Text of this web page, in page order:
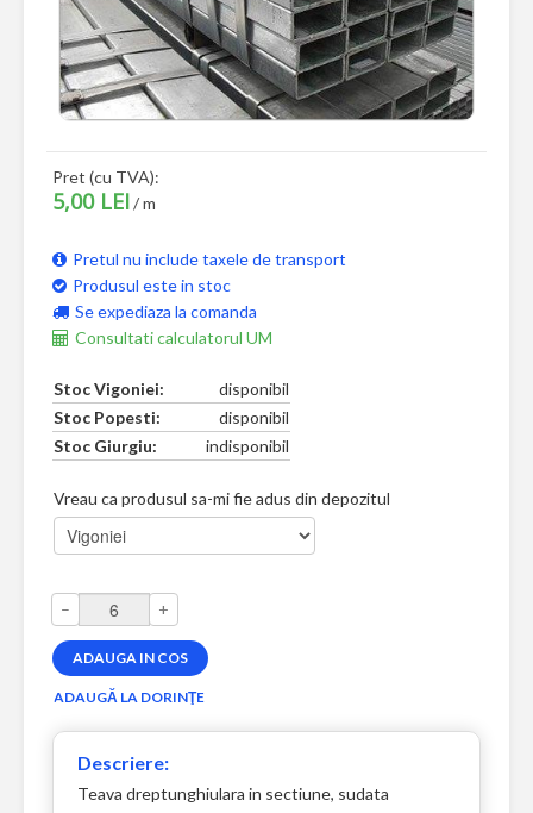
Pret (cu TVA):
5,00 LEI/ m
Pretul nu include taxele de transport
Produsul este in stoc
Se expediaza la comanda
Consultati calculatorul UM
Stoc Vigoniei:
disponibil
Stoc Popesti:
disponibil
Stoc Giurgiu:
indisponibil
Vreau ca produsul sa-mi fie adus din depozitul
– +
Descriere:
Teava dreptunghiulara in sectiune, sudata